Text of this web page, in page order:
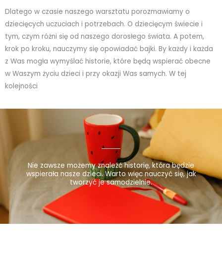
Dlatego w czasie naszego warsztatu porozmawiamy o
dziecięcych uczuciach i potrzebach. O dziecięcym świecie i
tym, czym różni się od naszego dorosłego świata. A potem,
krok po kroku, nauczymy się opowiadać bajki. By każdy i każda
z Was mogła wymyślać historie, które będą wspierać obecne
w Waszym życiu dzieci i przy okazji Was samych. W tej
kolejności
Nie zawsze możemy znaleźć historię, która będzie
wspierała nasze dzieci. Warto więc nauczyć się, jak
tworzyć je samodzielnie.